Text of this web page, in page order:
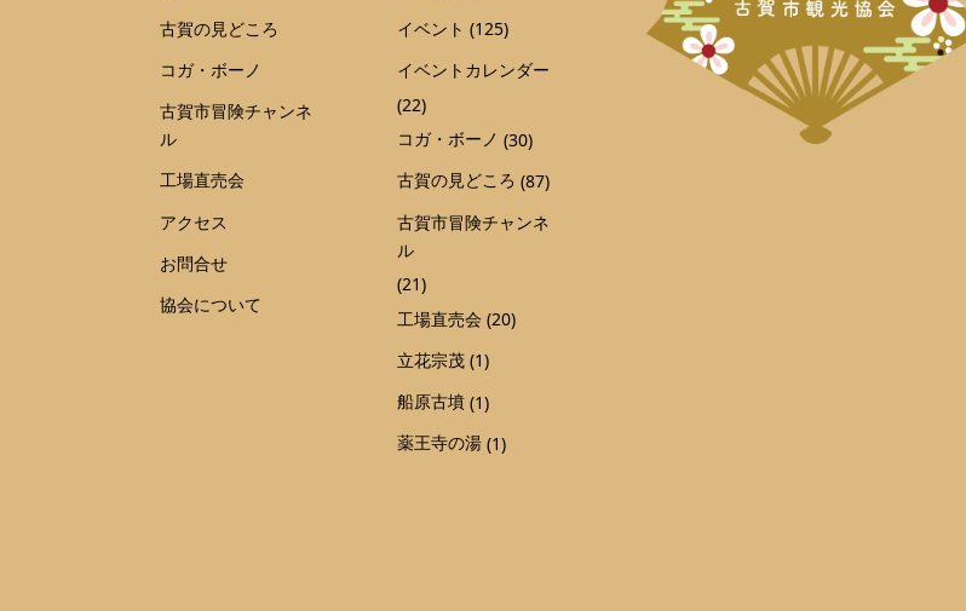
古賀の見どころ
コガ・ボーノ
古賀市冒険チャンネ
ル
工場直売会
アクセス
お問合せ
協会について
イベント (125)
イベントカレンダー
(22)
コガ・ボーノ (30)
古賀の見どころ (87)
古賀市冒険チャンネ
ル
(21)
工場直売会 (20)
立花宗茂 (1)
船原古墳 (1)
薬王寺の湯 (1)